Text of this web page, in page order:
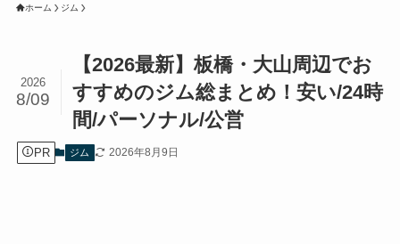
ホーム ジム
【2026最新】板橋・大山周辺でお
すすめのジム総まとめ！安い/24時
間/パーソナル/公営
2026
8/09
PR ジム 2026年8月9日